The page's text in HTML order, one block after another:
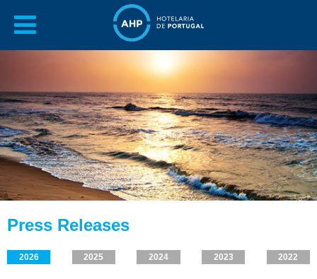
Press Releases
2026 2025 2024 2023 2022